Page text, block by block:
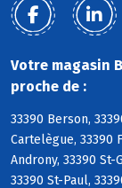
Votre magasin
proche de :
33390 Berson,
Cartelègue, 33390
Androny, 33390 St-
33390 St-Paul,